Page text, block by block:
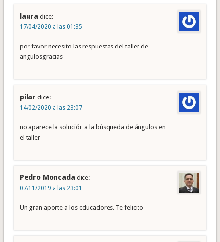
laura dice:
17/04/2020 a las 01:35
por favor necesito las respuestas del taller de
angulosgracias
pilar dice:
14/02/2020 a las 23:07
no aparece la solución a la búsqueda de ángulos en
el taller
Pedro Moncada dice:
07/11/2019 a las 23:01
Un gran aporte a los educadores. Te felicito